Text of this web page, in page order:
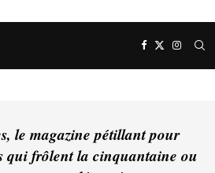
le magazine pétillant pour
qui frôlent la cinquantaine ou